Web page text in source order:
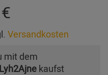
Versandkosten
mit dem
kaufst